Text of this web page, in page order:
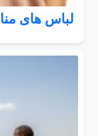
لباس های